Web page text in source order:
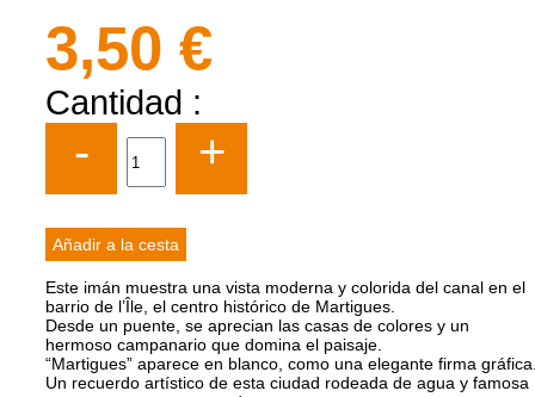
3,50 €
Cantidad :
- +
Este imán muestra una vista moderna y colorida del canal en el
barrio de l’Île, el centro histórico de Martigues.
Desde un puente, se aprecian las casas de colores y un
hermoso campanario que domina el paisaje.
“Martigues” aparece en blanco, como una elegante firma
Un recuerdo artístico de esta ciudad rodeada de agua y famosa